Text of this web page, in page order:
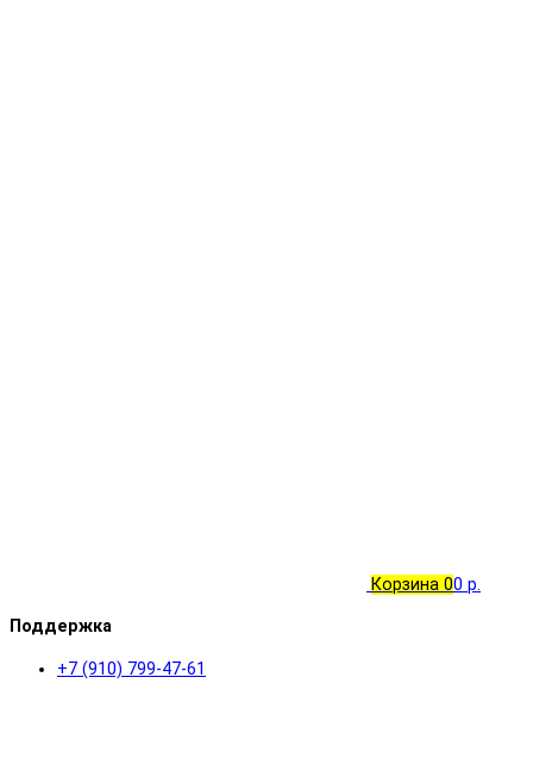
Корзина 00 р.
Поддержка
+7 (910) 799-47-61